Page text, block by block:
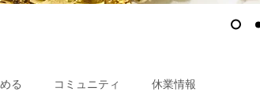
る コミュニティ 休業情報